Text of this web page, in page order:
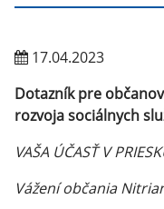
17.04.2023
Dotazník pre
rozvoja sociálnych
VAŠA ÚČASŤ V
Vážení občania